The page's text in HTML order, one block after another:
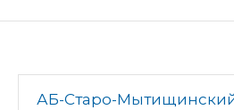
АБ-Старо-